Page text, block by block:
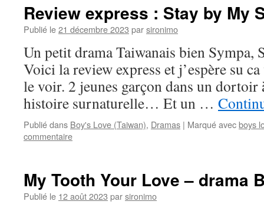
Review express : Stay by My
Publié le21 décembre 2023 parsironimo
Un petit drama Taiwanais bien Sympa,
Voici la review express et j’espère su
le voir. 2 jeunes garçon dans un dortoir
histoire surnaturelle… Et un …
Publié dans Boy's Love (Taiwan), Dramas | Marqué avecboys
commentaire
My Tooth Your Love – drama
Publié le 12 août 2023 parsironimo